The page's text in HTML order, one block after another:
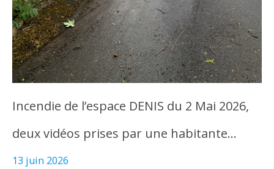
Incendie de l’espace DENIS du 2 Mai 2026,
deux vidéos prises par une habitante…
13 juin 2026